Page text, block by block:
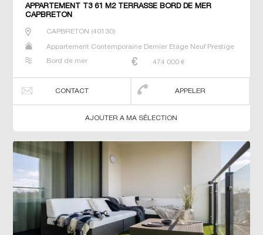
APPARTEMENT T3 61 M2 TERRASSE BORD DE MER
CAPBRETON
CAPBRETON (40130)
Appartement Contemporaine Dernier Etage Neuf Prestige
Bord de mer
474 000 €
CONTACT APPELER
AJOUTER A MA SÉLECTION